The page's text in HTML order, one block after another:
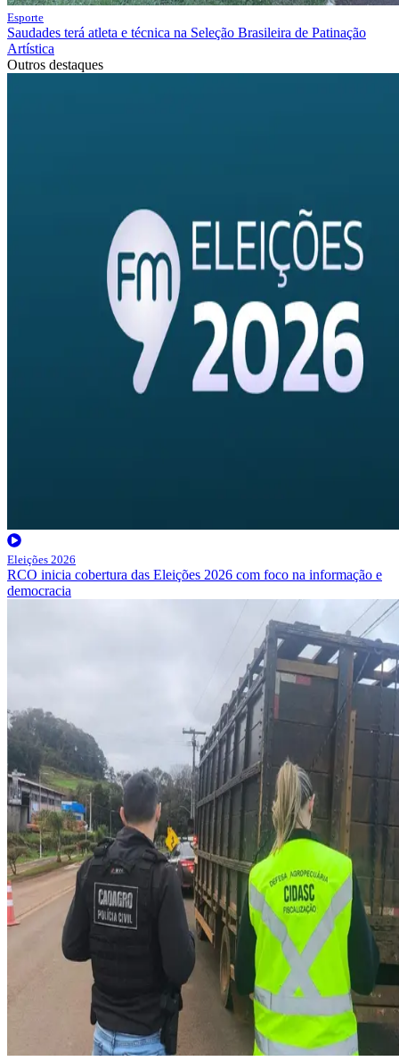
Esporte
Saudades terá atleta e técnica na Seleção Brasileira de Patinação
Artística
Outros destaques
Eleições 2026
RCO inicia cobertura das Eleições 2026 com foco na informação e
democracia